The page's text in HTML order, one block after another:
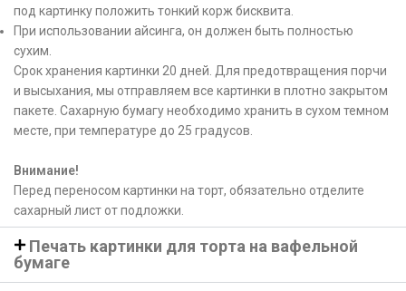
под картинку положить тонкий корж бисквита.
При использовании айсинга, он должен быть полностью
сухим.
Срок хранения картинки 20 дней. Для предотвращения порчи
и высыхания, мы отправляем все картинки в плотно закрытом
пакете. Сахарную бумагу необходимо хранить в сухом темном
месте, при температуре до 25 градусов.
Внимание!
Перед переносом картинки на торт, обязательно отделите
сахарный лист от подложки.
Печать картинки для торта на вафельной
бумаге